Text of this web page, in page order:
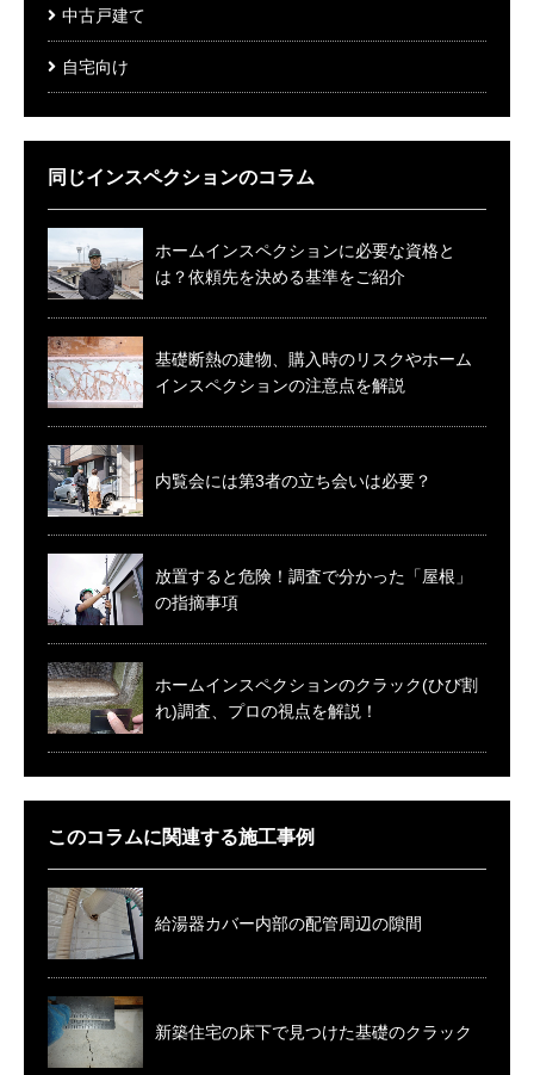
中古戸建て
自宅向け
同じインスペクションのコラム
ホームインスペクションに必要な資格と
は？依頼先を決める基準をご紹介
基礎断熱の建物、購入時のリスクやホーム
インスペクションの注意点を解説
内覧会には第3者の立ち会いは必要？
放置すると危険！調査で分かった「屋根」
の指摘事項
ホームインスペクションのクラック(ひび割
れ)調査、プロの視点を解説！
このコラムに関連する施工事例
給湯器カバー内部の配管周辺の隙間
新築住宅の床下で見つけた基礎のクラック